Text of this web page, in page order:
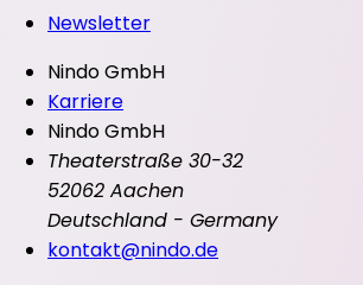
Newsletter
Nindo GmbH
Karriere
Nindo GmbH
Theaterstraße 30-32
52062 Aachen
Deutschland - Germany
kontakt@nindo.de